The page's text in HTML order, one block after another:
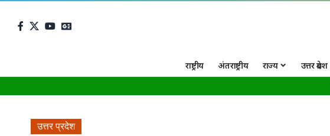
राष्ट्रीय अंतराष्ट्रीय राज्य उत्तर प्रदेश
उत्तर प्रदेश